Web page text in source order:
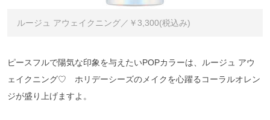
ルージュ アウェイクニング／￥3,300(税込み)
ピースフルで陽気な印象を与えたいPOPカラーは、ルージュ アウ
ェイクニング♡ ホリデーシーズのメイクを心躍るコーラルオレン
ジが盛り上げますよ。